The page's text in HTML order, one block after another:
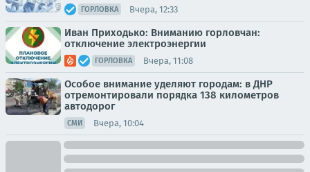
ГОРЛОВКА Вчера, 12:33
Иван Приходько: Вниманию горловчан:
отключение электроэнергии
ГОРЛОВКА Вчера, 11:08
Особое внимание уделяют городам: в ДНР
отремонтировали порядка 138 километров
автодорог
СМИ Вчера, 10:04